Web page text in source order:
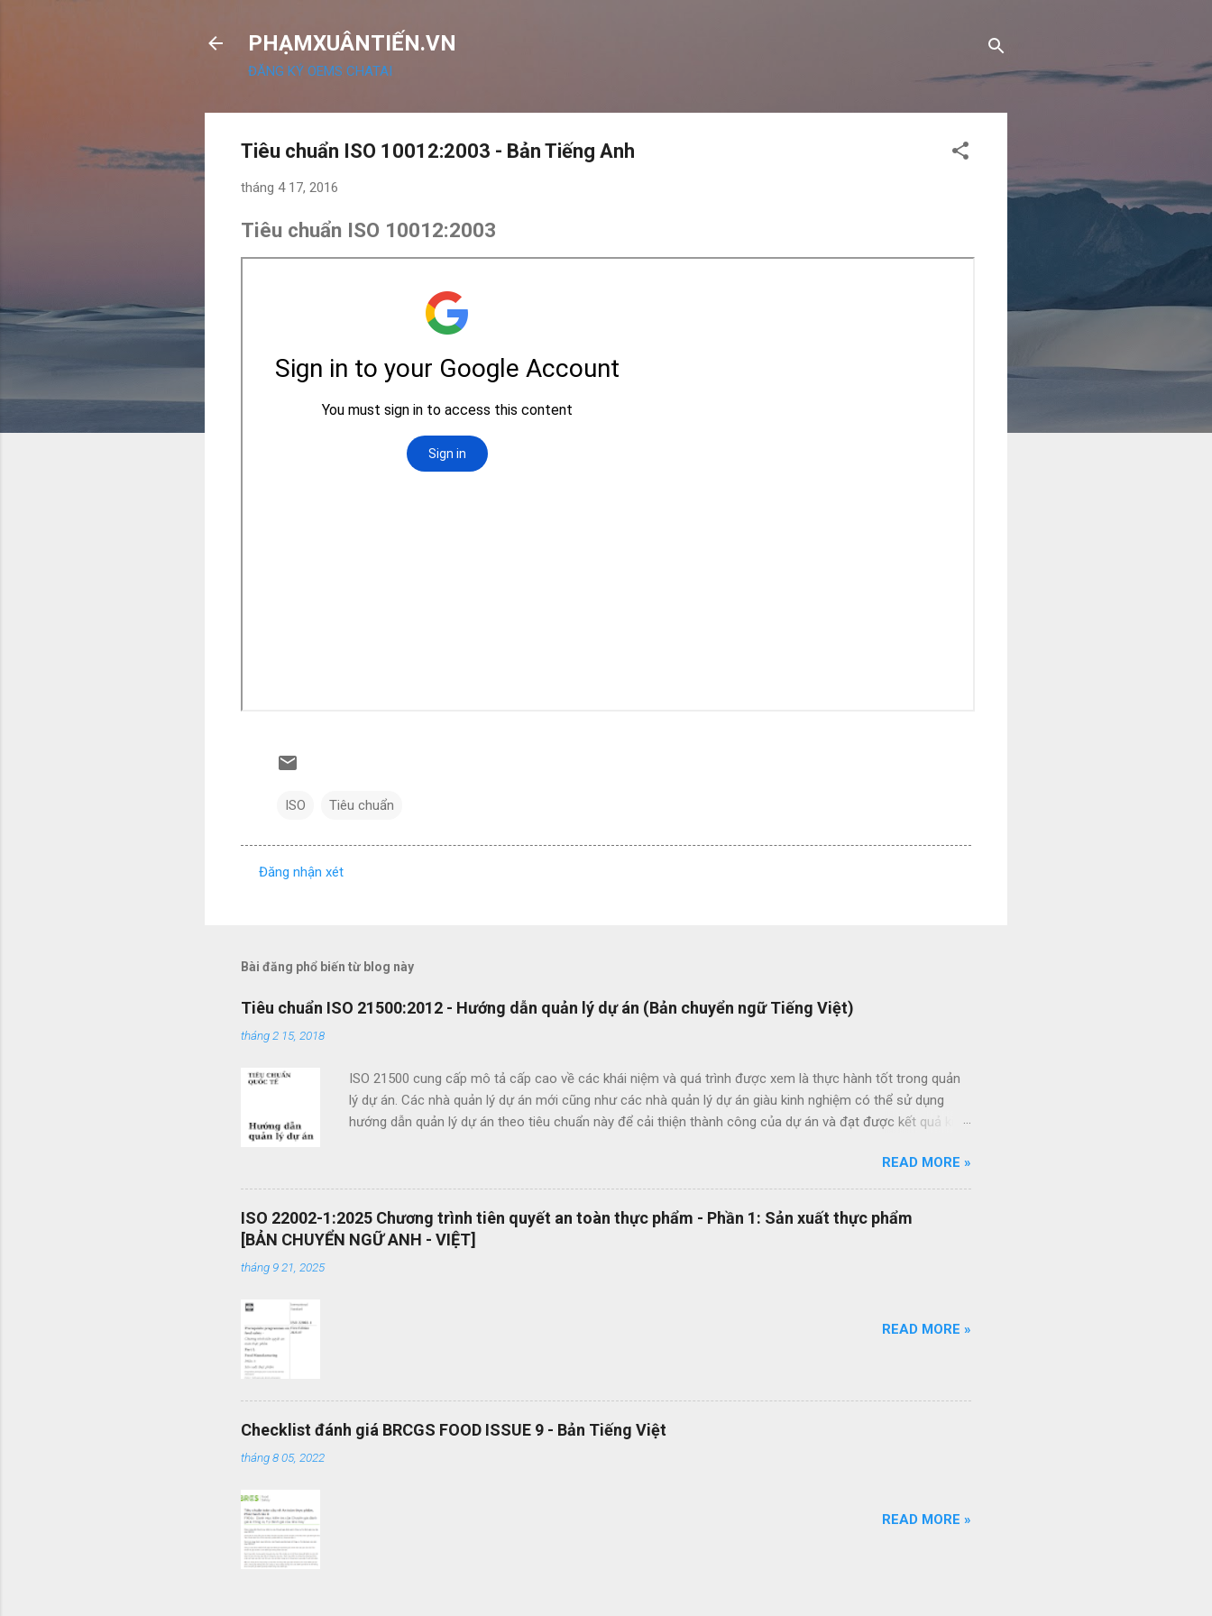
PHẠMXUÂNTIẾN.VN
ĐĂNG KÝ OEMS CHATAI
Tiêu chuẩn ISO 10012:2003 - Bản Tiếng Anh
tháng 4 17, 2016
Tiêu chuẩn ISO 10012:2003
ISO Tiêu chuẩn
n
é
t
Đăng nhận xét
Bài đăng phổ biến từ blog này
Tiêu chuẩn ISO 21500:2012 - Hướng dẫn quản lý dự án (Bản chuyển ngữ Tiếng Việt)
tháng 2 15, 2018
ISO 21500 cung cấp mô tả cấp cao về các khái niệm và quá trình được xem là thực hành tốt trong quản
lý dự án. Các nhà quản lý dự án mới cũng như các nhà quản lý dự án giàu kinh nghiệm có thể sử dụng
hướng dẫn quản lý dự án theo tiêu chuẩn này để cải thiện thành công của dự án và đạt được kết quả kinh
các tổ chức nhằm nâng cao chất lượng dự án Tạo thuận lợi cho quá trình đấu thầu hiệu quả thông qua
việc sử dụng thuật ngữ quản lý dự án một cách nhất quán Cho phép sự linh hoạt của nhân viên quản lý dự
án và khả năng làm việc trong các dự án quốc tế Cung cấp các nguyên tắc và quy trình quản lý dự án
mang tính phổ quát OEMS Chuyển đổi số quy trình thật đơn giản. Hiện tại bộ quy trình ISO của bạn đang
được vận hành dạng bản in? OEMS là một công cụ tuyệt vời giúp bạn chuyển đổi số bộ quy trình của
READ MORE »
ISO 22002-1:2025 Chương trình tiên quyết an toàn thực phẩm - Phần 1: Sản xuất thực phẩm
[BẢN CHUYỂN NGỮ ANH - VIỆT]
tháng 9 21, 2025
READ MORE »
Checklist đánh giá BRCGS FOOD ISSUE 9 - Bản Tiếng Việt
tháng 8 05, 2022
READ MORE »